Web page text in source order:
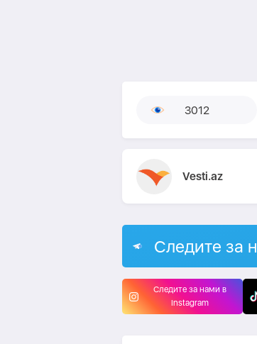
3012
Vesti.az
Следите за
Следите за нами в
Instagram